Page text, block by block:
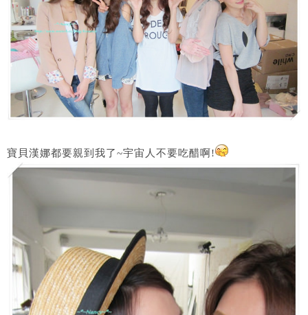
寶貝漢娜都要親到我了~宇宙人不要吃醋啊!